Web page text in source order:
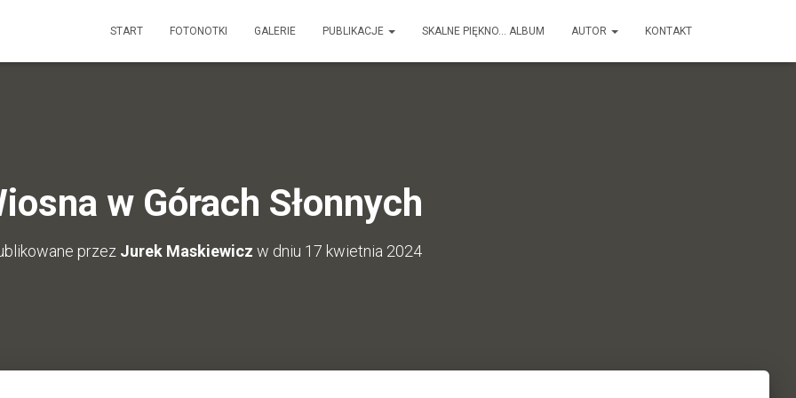
START FOTONOTKI GALERIE PUBLIKACJE SKALNE PIĘKNO… ALBUM AUTOR KONTAKT
w Górach Słonnych
przez Jurek Maskiewicz w dniu 17 kwietnia 2024